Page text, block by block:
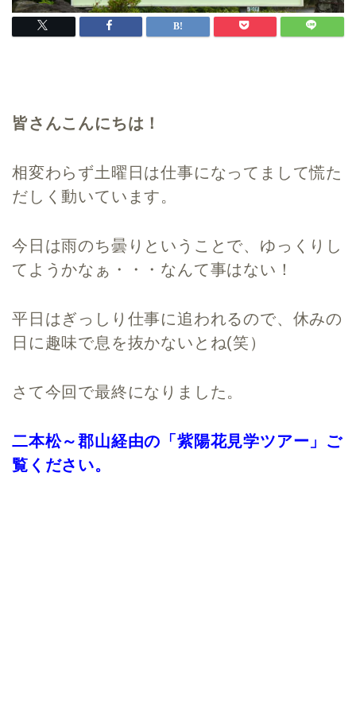
皆さんこんにちは！
相変わらず土曜日は仕事になってまして慌た
だしく動いています。
今日は雨のち曇りということで、ゆっくりし
てようかなぁ・・・なんて事はない！
平日はぎっしり仕事に追われるので、休みの
日に趣味で息を抜かないとね(笑）
さて今回で最終になりました。
二本松～郡山経由の「紫陽花見学ツアー」ご
覧ください。